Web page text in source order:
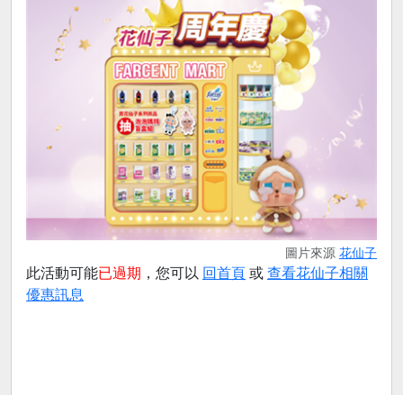
圖片來源 花仙子
此活動可能已過期 ，您可以 回首頁 或 查看花仙子相關
優惠訊息